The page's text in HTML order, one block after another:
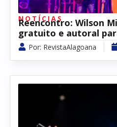
NOTÍCIAS
Reencontro: Wilson
gratuito e autoral
Por: RevistaAlagoana